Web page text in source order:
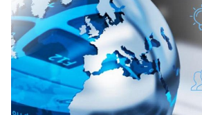
Смотреть проект